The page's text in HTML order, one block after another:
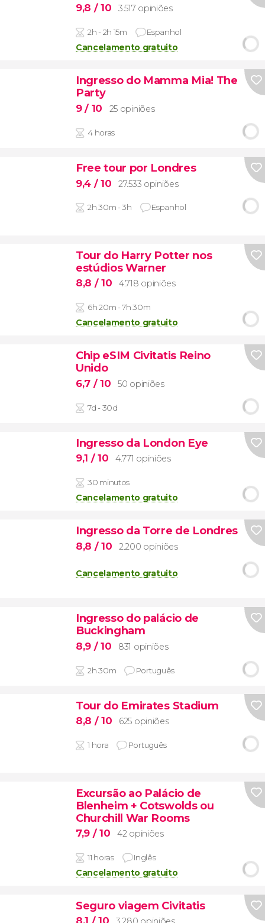
9,8 / 10 3.517 opiniões
2h - 2h 15m Espanhol
Cancelamento gratuito
Ingresso do Mamma Mia! The
Party
9/ 10 25 opiniões
4 horas
Free tour por Londres
9,4 / 10 27.533 opiniões
2h 30m - 3h Espanhol
Tour do Harry Potter nos
estúdios Warner
8,8 / 10 4.718 opiniões
6h 20m - 7h 30m
Cancelamento gratuito
Chip eSIM Civitatis Reino
Unido
6,7 / 10 50 opiniões
7d - 30d
Ingresso da London Eye
9,1 / 10 4.771 opiniões
30 minutos
Cancelamento gratuito
Ingresso da Torre de Londres
8,8 / 10 2.200 opiniões
Cancelamento gratuito
Ingresso do palácio de
Buckingham
8,9 / 10 831 opiniões
2h 30m Português
Tour do Emirates Stadium
8,8 / 10 625 opiniões
1 hora Português
Excursão ao Palácio de
Blenheim + Cotswolds ou
Churchill War Rooms
7,9 / 10 42 opiniões
11 horas Inglês
Cancelamento gratuito
Seguro viagem Civitatis